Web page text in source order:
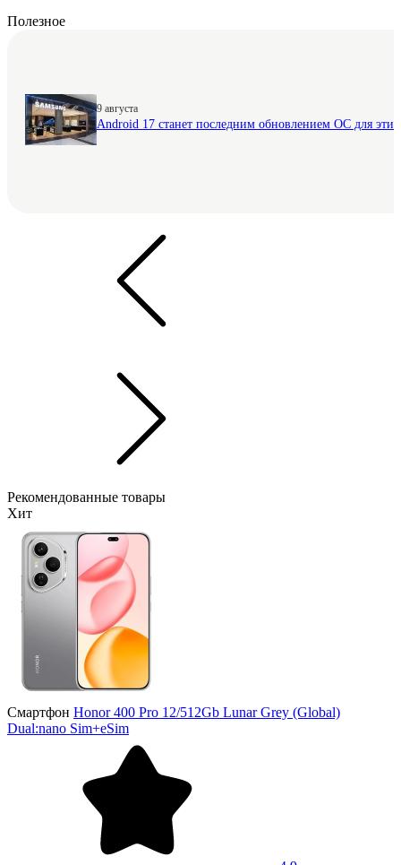
Полезное
9 августа
Android 17 станет последним обновлением ОС для этих
Рекомендованные товары
Хит
Смартфон Honor 400 Pro 12/512Gb Lunar Grey (Global)
Dual:nano Sim+eSim